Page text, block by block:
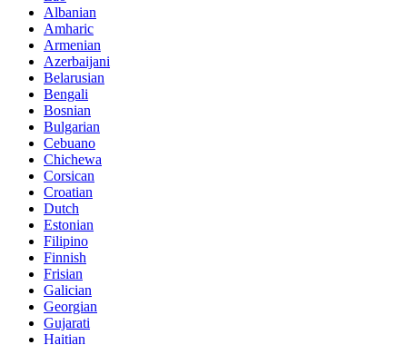
Albanian
Amharic
Armenian
Azerbaijani
Belarusian
Bengali
Bosnian
Bulgarian
Cebuano
Chichewa
Corsican
Croatian
Dutch
Estonian
Filipino
Finnish
Frisian
Galician
Georgian
Gujarati
Haitian